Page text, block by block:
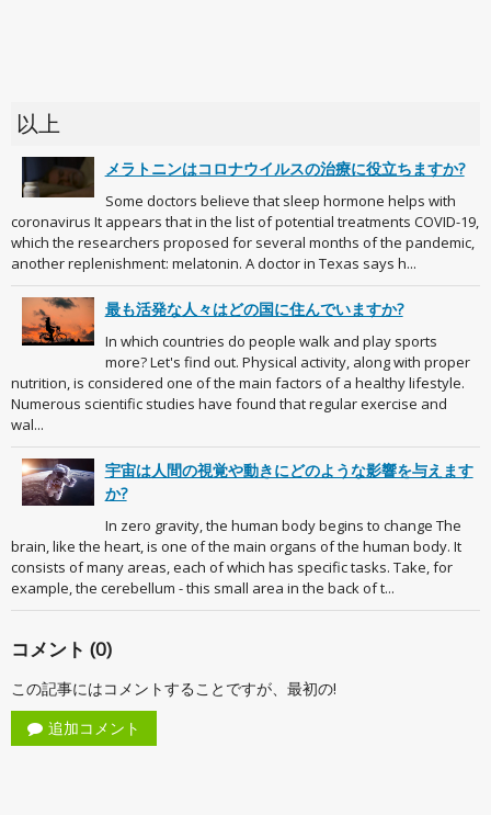
以上
メラトニンはコロナウイルスの治療に役立ちますか?
Some doctors believe that sleep hormone helps with
coronavirus It appears that in the list of potential treatments COVID-19,
which the researchers proposed for several months of the pandemic,
another replenishment: melatonin. A doctor in Texas says h...
最も活発な人々はどの国に住んでいますか?
In which countries do people walk and play sports
more? Let's find out. Physical activity, along with proper
nutrition, is considered one of the main factors of a healthy lifestyle.
Numerous scientific studies have found that regular exercise and
wal...
宇宙は人間の視覚や動きにどのような影響を与えます
か?
In zero gravity, the human body begins to change The
brain, like the heart, is one of the main organs of the human body. It
consists of many areas, each of which has specific tasks. Take, for
example, the cerebellum - this small area in the back of t...
コメント (0)
この記事にはコメントすることですが、最初の!
追加コメント